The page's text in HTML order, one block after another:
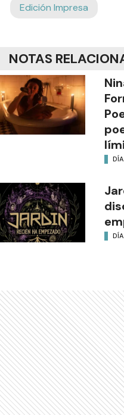
Edición Impresa
NOTAS